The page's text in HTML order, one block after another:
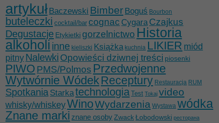
artykułBaczewski Bimber Boguś Bourbon
buteleczki cocktail/bar cognac CygaraCzajkus
Degustacje Etykietki gorzelnictwo Historia
alkoholi inne kieliszki Książka kuchnia LIKIER miód
pitny Nalewki Opowieści dziwnej treści piosenki
PIWO PMS/Polmos Przedwojenne
Wytwórnie WódekReceptury Restauracja RUM
Spotkania Starkatechnologia Test Tokaj video
whisky/whiskeyWinoWydarzenia Wystawa wódka
Znane marki znane osoby Zwack Łobodowski ресторана